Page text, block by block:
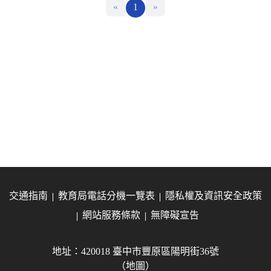
« 1 »
交通指南 教育局電話分機一覽表
隱私權及資訊安全政策
網站服務條款
無障礙宣告
地址：420018 臺中市豐原區陽明街36號
（地圖）